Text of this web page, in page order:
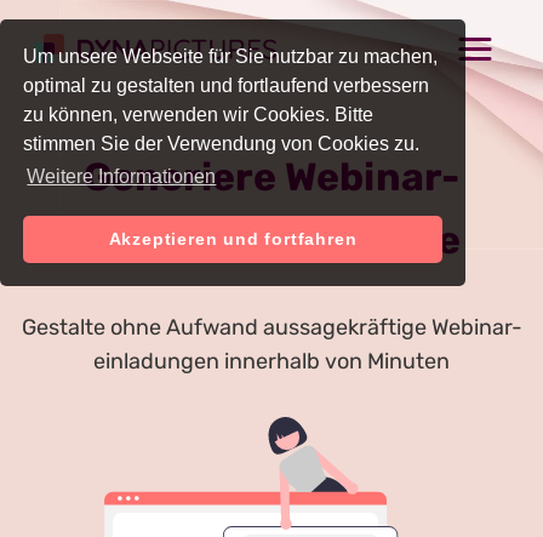
Um unsere Webseite für Sie nutzbar zu machen,
optimal zu gestalten und fortlaufend verbessern
zu können, verwenden wir Cookies. Bitte
stimmen Sie der Verwendung von Cookies zu.
Weitere Informationen
Akzeptieren und fortfahren
Generiere Webinar-
einladungen Online
Gestalte ohne Aufwand aussagekräftige Webinar-
einladungen innerhalb von Minuten